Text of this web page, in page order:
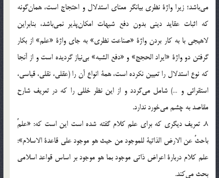
مي‌باشد؛ زيرا واژة نظري بيانگر معناي استدلال و احتجاج است، همان‌گونه
كه اثبات عقايد ديني بدون دفع شبهات امكان‌پذير نمي‌باشد، بنابراين
لاهيجي با به كار بردن واژة «صناعت نظري» به جاي واژة «علم» از بكار
گرفتن دو واژة «ايراد الحجج» و «دفع الشبه» بي‌نياز گرديده است و از آنجا
كه نوع استدلال را تعيين نكرده است، همة انواع آن را (عقلي، نقلي، قياسي،
استقرائي و …) شامل مي‌گردد و از اين نظر خللي را كه در تعريف شارح
مقاصد به چشم مي‌خورد ندارد.
8. تعريف ديگري كه براي علم كلام گفته شده است اين است كه: «علمٌ
باحث‌ٌ عن الارض الذاتية للموجود من حيث هو موجود علي قاعدة الاسلام»:
علم كلام دربارة اعراض ذاتي موجود بما هو موجود بر اساس قواعد اسلامي
بحث مي‌كند.